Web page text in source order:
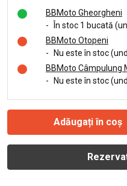
BBMoto Gheorgheni
-
În stoc 1 bucată
BBMoto Otopeni
-
Nu este în stoc
BBMoto Câmpulung
-
Nu este în stoc
Adăugați în coș